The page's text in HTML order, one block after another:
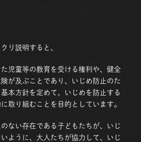
リ説明すると、
児童等の教育を受ける権利や、健全
が及ぶことであり、いじめ防止のた
本方針を定めて、いじめを防止する
取り組むことを目的としています。
ない存在である子どもたちが、いじ
ように、大人たちが協力して、いじ